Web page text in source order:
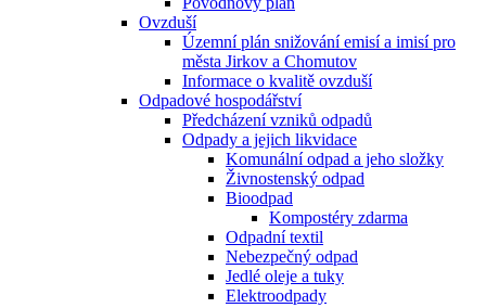
Ovzduší
Územní plán snižování emisí a imisí pro
města Jirkov a Chomutov
Informace o kvalitě ovzduší
Odpadové hospodářství
Předcházení vzniků odpadů
Odpady a jejich likvidace
Komunální odpad a jeho složky
Živnostenský odpad
Bioodpad
Kompostéry zdarma
Odpadní textil
Nebezpečný odpad
Jedlé oleje a tuky
Elektroodpady